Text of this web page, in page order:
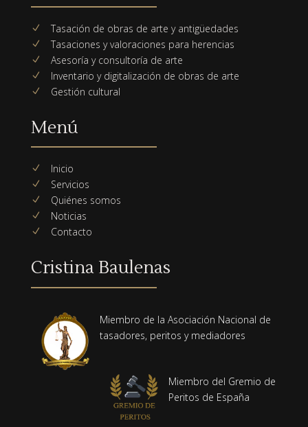
N Tasación de obras de arte y antigüedades
N Tasaciones y valoraciones para herencias
N Asesoría y consultoría de arte
N Inventario y digitalización de obras de arte
N Gestión cultural
Menú
N Inicio
N Servicios
N Quiénes somos
N Noticias
N Contacto
Cristina Baulenas
Miembro de la Asociación Nacional de
tasadores, peritos y mediadores
Miembro del Gremio de
Peritos de España